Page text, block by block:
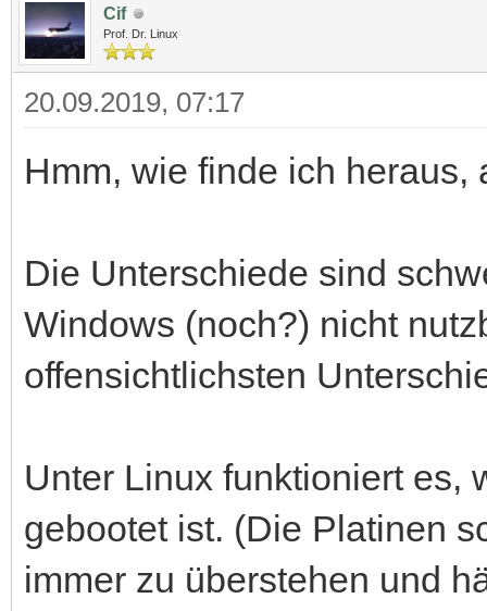
Cif
Prof. Dr. Linux
20.09.2019, 07:17
Hmm, wie finde ich
Die Unterschiede sind
Windows (noch?) nicht
offensichtlichsten
Unter Linux funktioniert es,
gebootet ist. (Die Platinen
immer zu überstehen und